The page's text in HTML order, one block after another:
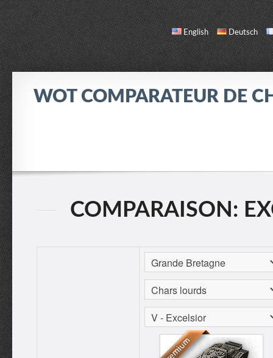
English Deutsch
WOT COMPARATEUR DE
COMPARAISON: